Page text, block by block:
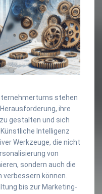
stehen
ihre
gestalten und sich
Intelligenz
Werkzeuge, die nicht
von
sondern auch die
können.
bis zur Marketing-